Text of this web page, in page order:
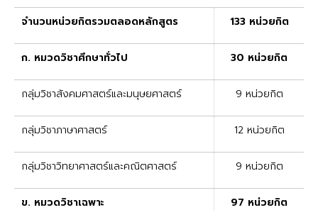
จำนวนหน่วยกิตรวมตลอดหลักสูตร 133 หน่วยกิต
ก. หมวดวิชาศึกษาทั่วไป 30 หน่วยกิต
กลุ่มวิชาสังคมศาสตร์และมนุษยศาสตร์ 9 หน่วยกิต
กลุ่มวิชาภาษาศาสตร์ 12 หน่วยกิต
กลุ่มวิชาวิทยาศาสตร์และคณิตศาสตร์ 9 หน่วยกิต
ข. หมวดวิชาเฉพาะ 97 หน่วยกิต